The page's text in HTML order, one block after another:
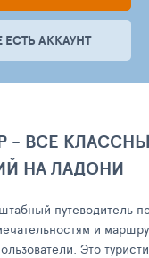
АККАУНТ
- ВСЕ
НА ЛАДОНИ
путеводитель
и
Это